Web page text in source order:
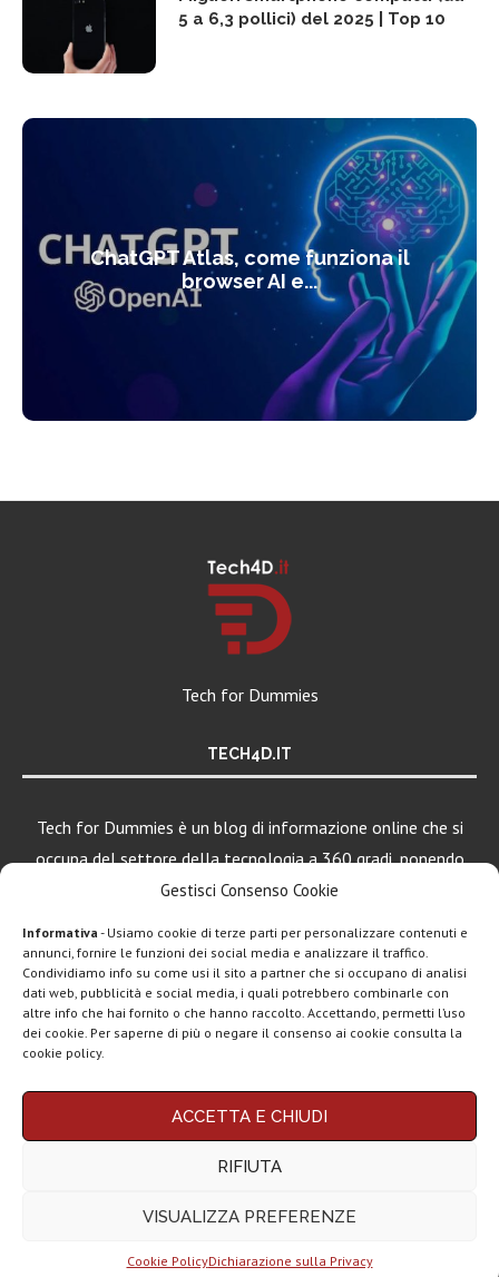
Gestisci Consenso Cookie
Informativa - Usiamo cookie di terze parti per personalizzare contenuti e
annunci, fornire le funzioni dei social media e analizzare il traffico.
Condividiamo info su come usi il sito a partner che si occupano di analisi
dati web, pubblicità e social media, i quali potrebbero combinarle con
altre info che hai fornito o che hanno raccolto. Accettando, permetti l’uso
dei cookie. Per saperne di più o negare il consenso ai cookie consulta la
cookie policy.
ACCETTA E CHIUDI
RIFIUTA
VISUALIZZA PREFERENZE
Cookie PolicyDichiarazione sulla Privacy
5 a 6,3 pollici) del 2025 | Top 10
ChatGPT Atlas, come funziona il
browser AI e...
Tech for Dummies
TECH4D.IT
Tech for Dummies è un blog di informazione online che si
occupa del settore della tecnologia a 360 gradi, ponendo
una particolare attenzione al mondo Android, Apple e
Chi siamo Contatti Disclaimer Privacy policy
Questo blog non rappresenta una testata giornalistica in quanto viene aggiornato
Affiliazione Amazon EU, un programma che eroga ai siti una commissione
Tech4Dummies riceve un guadagno dagli acquisti idonei.
LEGGI ANCHE
Apple lancia
Xiaomi lancia
Italia...